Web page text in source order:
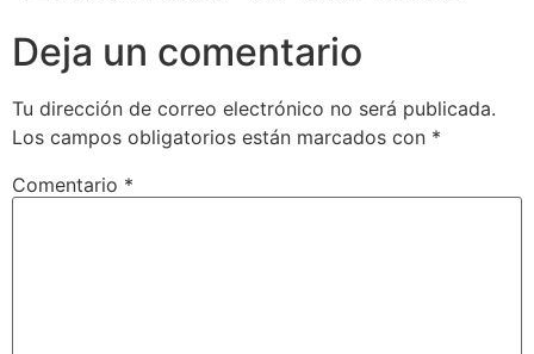
Deja un comentario
Tu dirección de correo electrónico no será publicada.
Los campos obligatorios están marcados con *
Comentario *